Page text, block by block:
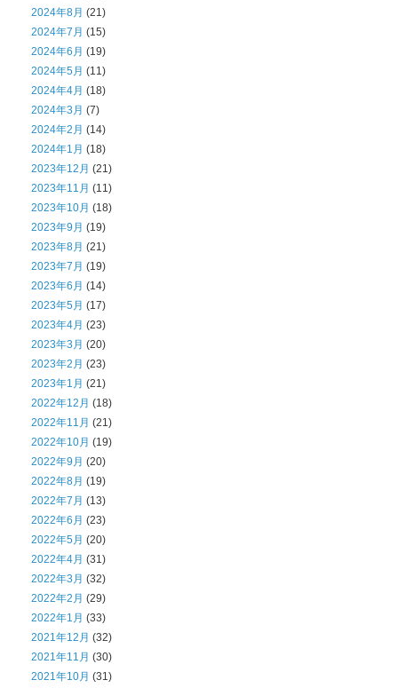
2024年8月 (21)
2024年7月 (15)
2024年6月 (19)
2024年5月 (11)
2024年4月 (18)
2024年3月 (7)
2024年2月 (14)
2024年1月 (18)
2023年12月 (21)
2023年11月 (11)
2023年10月 (18)
2023年9月 (19)
2023年8月 (21)
2023年7月 (19)
2023年6月 (14)
2023年5月 (17)
2023年4月 (23)
2023年3月 (20)
2023年2月 (23)
2023年1月 (21)
2022年12月 (18)
2022年11月 (21)
2022年10月 (19)
2022年9月 (20)
2022年8月 (19)
2022年7月 (13)
2022年6月 (23)
2022年5月 (20)
2022年4月 (31)
2022年3月 (32)
2022年2月 (29)
2022年1月 (33)
2021年12月 (32)
2021年11月 (30)
2021年10月 (31)